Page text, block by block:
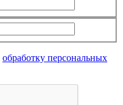
обработку персональных